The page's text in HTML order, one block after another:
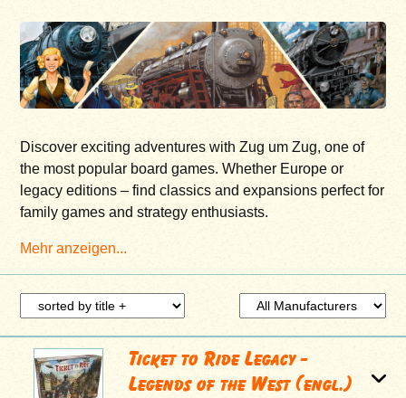
Discover exciting adventures with Zug um Zug, one of
the most popular board games. Whether Europe or
legacy editions – find classics and expansions perfect for
family games and strategy enthusiasts.
Mehr anzeigen...
Ticket to Ride Legacy -
Legends of the West (engl.)